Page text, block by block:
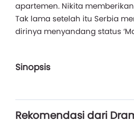
apartemen. Nikita
Tak lama setelah itu Serbia
dirinya menyandang status
Sinopsis
Rekomendasi dari